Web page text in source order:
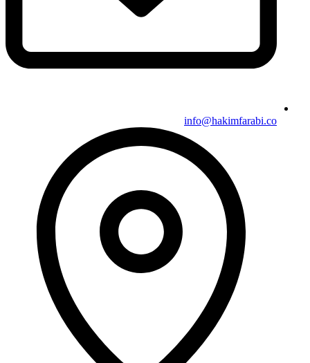
info@hakimfarabi.co